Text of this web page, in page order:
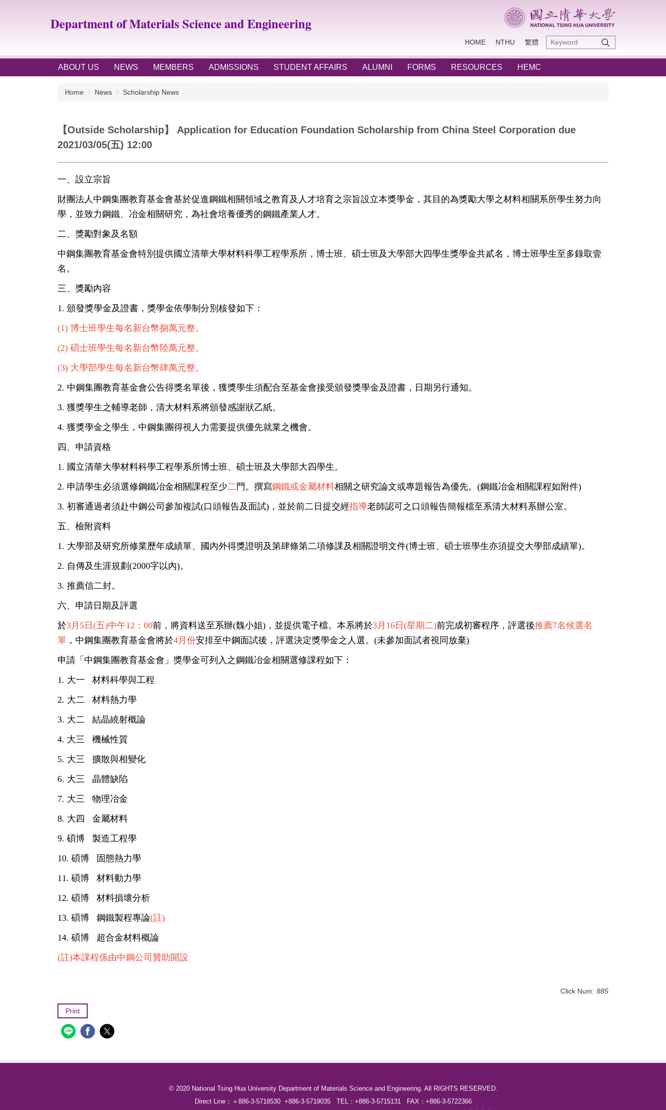
block
Department of Materials Science and Engineering
HOME NTHU 繁體
ABOUT US NEWS MEMBERS ADMISSIONS STUDENT AFFAIRS ALUMNI FORMS RESOURCES HEMC
Home News Scholarship News
【Outside Scholarship】 Application for Education Foundation Scholarship from China Steel Corporation due
2021/03/05(五) 12:00
一、設立宗旨
財團法人中鋼集團教育基金會基於促進鋼鐵相關領域之教育及人才培育之宗旨設立本獎學金， 其目的為獎勵大學之材料相關系所學生努力向
學，並致力鋼鐵、 冶金相關研究，為社會培養優秀的鋼鐵產業人才。
二、獎勵對象及名額
中鋼集團教育基金會特別提供國立清華大學材料科學工程學系所， 博士班、碩士班及大學部大四學生獎學金共貳名， 博士班學生至多錄取壹
名。
三、獎勵內容
1. 頒發獎學金及證書，獎學金依學制分別核發如下：
(1) 博士班學生每名新台幣捌萬元整。
(2) 碩士班學生每名新台幣陸萬元整。
(3) 大學部學生每名新台幣肆萬元整。
2. 中鋼集團教育基金會公告得獎名單後， 獲獎學生須配合至基金會接受頒發獎學金及證書，日期另行通知。
3. 獲獎學生之輔導老師，清大材料系將頒發感謝狀乙紙。
4. 獲獎學金之學生，中鋼集團得視人力需要提供優先就業之機會。
四、申請資格
1. 國立清華大學材料科學工程學系所博士班、 碩士班及大學部大四學生。
2. 申請學生必須選修鋼鐵冶金相關課程至少二門。撰寫鋼鐵或金屬材料相關之研究論文或專題報告為優先。(鋼鐵冶金相關課程如附件)
3. 初審通過者須赴中鋼公司參加複試(口頭報告及面試)， 並於前二日提交經指導老師認可之口頭報告簡報檔至系清大材料系辦公室。
五、檢附資料
1. 大學部及研究所修業歷年成績單、
國內外得獎證明及第肆條第二項修課及相關證明文件(博士班、 碩士班學生亦須提交大學部成績單)。
2. 自傳及生涯規劃(2000字以內)。
3. 推薦信二封。
六、申請日期及評選
於3月 5 日(五)中午12 ： 00前， 將資料送至系辦(魏小姐)，並提供電子檔。本系將於3月 16 日(星期二)前完成初審程序，評選後推薦7名候選名
單 ，中鋼集團教育基金會將於4月份安排至中鋼面試後，評選決定獎學金之人選。(未參加面試者視同放棄)
申請「中鋼集團教育基金會」 獎學金可列入之鋼鐵冶金相關選修課程如下：
1. 大一 材料科學與工程
2. 大二 材料熱力學
3. 大二 結晶繞射概論
4. 大三 機械性質
5. 大三 擴散與相變化
6. 大三 晶體缺陷
7. 大三 物理冶金
8. 大四 金屬材料
9. 碩博 製造工程學
10. 碩博 固態熱力學
11. 碩博 材料動力學
12. 碩博 材料損壞分析
13. 碩博 鋼鐵製程專論(註)
14. 碩博 超合金材料概論
(註)本課程係由中鋼公司贊助開設
Click Num: 885
Print
© 2020 National Tsing Hua University Department of Materials Science and Engineering. All RIGHTS RESERVED.
Direct Line：＋886-3-5718530 +886-3-5719035 TEL：+886-3-5715131 FAX：+886-3-5722366